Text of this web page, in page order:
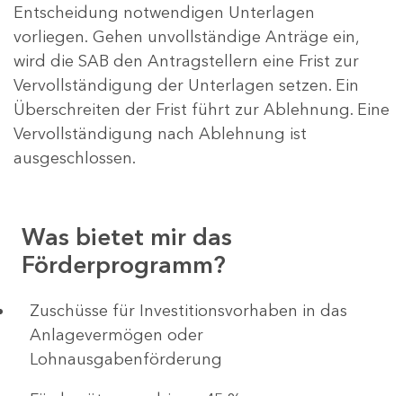
Entscheidung notwendigen Unterlagen
vorliegen. Gehen unvollständige Anträge ein,
wird die SAB den Antragstellern eine Frist zur
Vervollständigung der Unterlagen setzen. Ein
Überschreiten der Frist führt zur Ablehnung. Eine
Vervollständigung nach Ablehnung ist
ausgeschlossen.
Was bietet mir das
Förderprogramm?
​​​​​​Zuschüsse für Investitionsvorhaben in das
Anlagevermögen oder
Lohnausgabenförderung